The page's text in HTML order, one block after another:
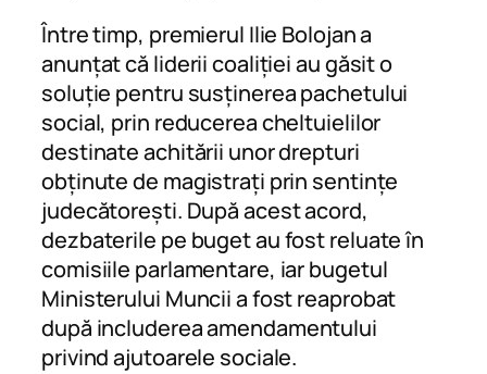
Între timp, premierul Ilie Bolojan a
anunțat că liderii coaliției au găsit o
soluție pentru susținerea pachetului
social, prin reducerea cheltuielilor
destinate achitării unor drepturi
obținute de magistrați prin sentințe
judecătorești. După acest acord,
dezbaterile pe buget au fost reluate în
comisiile parlamentare, iar bugetul
Ministerului Muncii a fost reaprobat
după includerea amendamentului
privind ajutoarele sociale.